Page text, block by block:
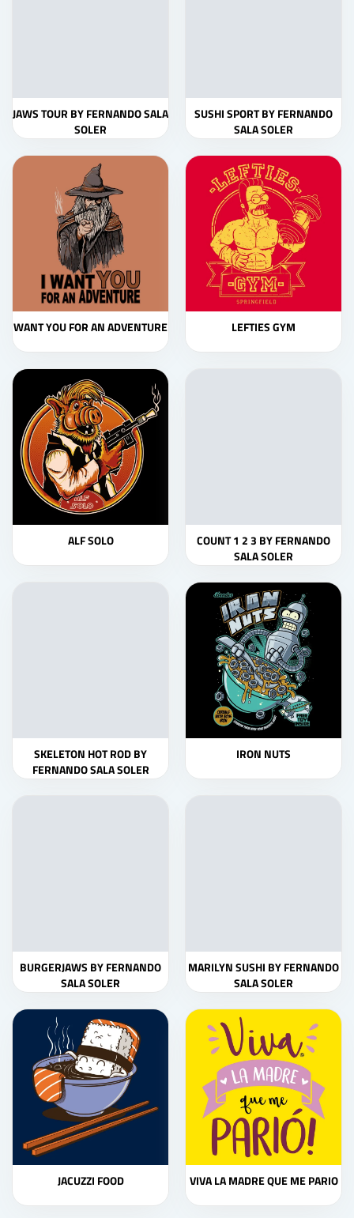
JAWS TOUR BY FERNANDO SALA
SOLER
SUSHI SPORT BY FERNANDO
SALA SOLER
WANT YOU FOR AN ADVENTURE LEFTIES GYM
ALF SOLO
COUNT 1 2 3 BY FERNANDO
SALA SOLER
SKELETON HOT ROD BY
FERNANDO SALA SOLER
IRON NUTS
BURGERJAWS BY FERNANDO
SALA SOLER
MARILYN SUSHI BY FERNANDO
SALA SOLER
JACUZZI FOOD VIVA LA MADRE QUE ME PARIO